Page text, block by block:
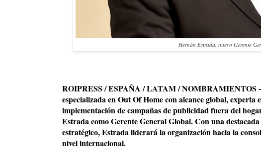
Hernán Estrada, nuevo Gerente
ROIPRESS / ESPAÑA / LATAM / NOMBRAMIENTOS
especializada en Out Of Home con alcance global, experta
implementación de campañas de publicidad fuera del
Estrada como Gerente General Global. Con una
estratégico, Estrada liderará la organización hacia la
nivel internacional.